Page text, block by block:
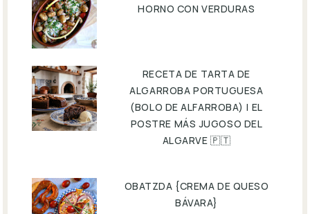
HORNO CON VERDURAS
RECETA DE TARTA DE
ALGARROBA PORTUGUESA
(BOLO DE ALFARROBA) | EL
POSTRE MÁS JUGOSO DEL
ALGARVE 🇵🇹
OBATZDA {CREMA DE QUESO
BÁVARA}